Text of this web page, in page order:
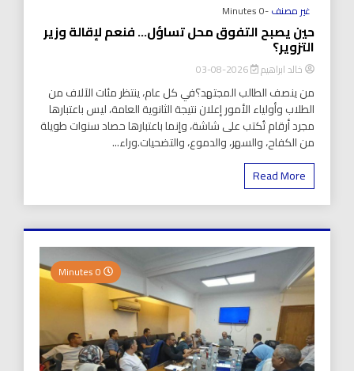
غير مصنف-0 Minutes
حين يصبح التفوق محل تساؤل… فنعم لإقالة وزير
التزوير؟
خالد ابراهيم 2026-08-03
من ينصف الطالب المجتهد؟في كل عام، ينتظر مئات الآلاف من
الطلاب وأولياء الأمور إعلان نتيجة الثانوية العامة، ليس باعتبارها
مجرد أرقام تُكتب على شاشة، وإنما باعتبارها حصاد سنوات طويلة
من الكفاح، والسهر، والدموع، والتضحيات.وراء...
Read More